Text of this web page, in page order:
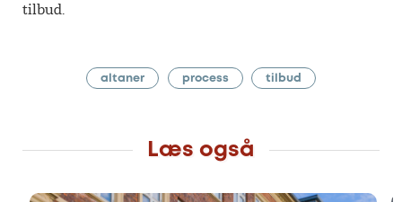
tilbud.
altaner process tilbud
Læs også